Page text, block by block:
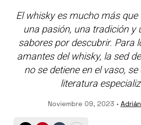
El whisky es mucho más que
una pasión, una tradición y
sabores por descubrir. Para
amantes del whisky, la sed
no se detiene en el vaso,
literatura
Noviembre 09, 2023 •